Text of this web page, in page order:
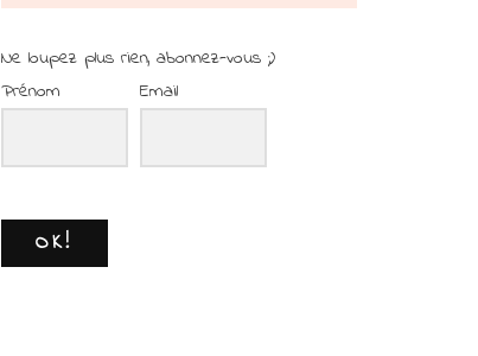
Ne loupez plus rien, abonnez-vous ;)
Prénom
Email
OK!